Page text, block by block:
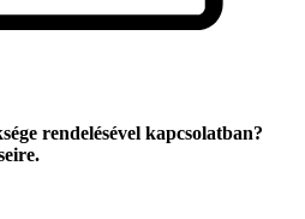
rendelésével kapcsolatban?